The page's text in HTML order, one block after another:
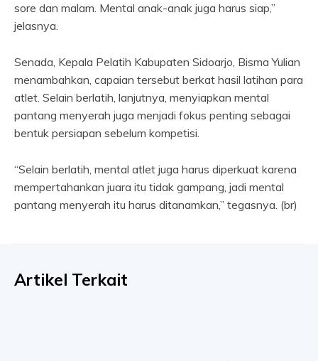
sore dan malam. Mental anak-anak juga harus siap,”
jelasnya.
Senada, Kepala Pelatih Kabupaten Sidoarjo, Bisma Yulian
menambahkan, capaian tersebut berkat hasil latihan para
atlet. Selain berlatih, lanjutnya, menyiapkan mental
pantang menyerah juga menjadi fokus penting sebagai
bentuk persiapan sebelum kompetisi.
“Selain berlatih, mental atlet juga harus diperkuat karena
mempertahankan juara itu tidak gampang, jadi mental
pantang menyerah itu harus ditanamkan,” tegasnya. (br)
Artikel Terkait